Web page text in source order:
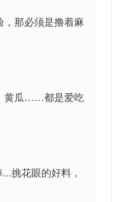
那必须是撸着麻
黄瓜……都是爱吃
挑花眼的好料，